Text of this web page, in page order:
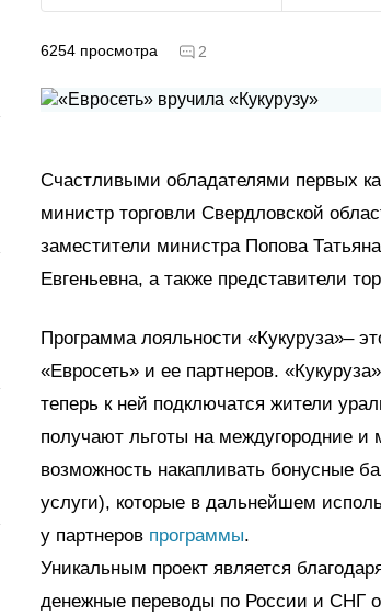
6254 просмотра 2
Счастливыми обладателями первых
министр торговли Свердловской
заместители министра Попова
Евгеньевна, а также представители
Программа лояльности «Кукуруза»–
«Евросеть» и ее партнеров.
теперь к ней подключатся жители
получают льготы на междугородние и
возможность накапливать бонусные
услуги), которые в дальнейшем
у партнеров программы.
Уникальным проект является
денежные переводы по России и СНГ